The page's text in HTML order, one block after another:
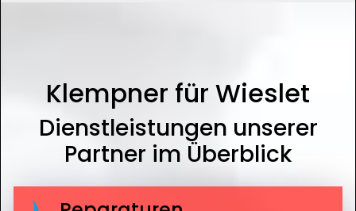
Klempner für Wieslet
Dienstleistungen unserer
Partner im Überblick